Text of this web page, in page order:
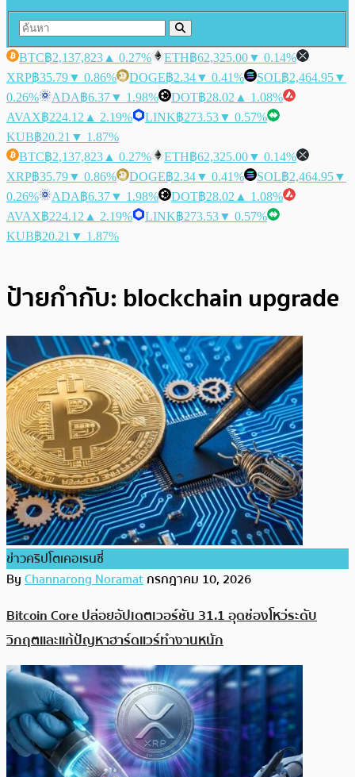
BTC฿2,137,823 ▲ 0.27% ETH฿62,325.00▼ 0.14%
XRP฿35.79▼ 0.86% DOGE฿2.34▼ 0.41% SOL฿2,464.95▼
0.26%
ADA฿6.37▼ 1.98% DOT฿28.02 ▲ 1.08%
AVAX฿224.12 ▲ 2.19% LINK฿273.53▼ 0.57%
KUB฿20.21 ▼ 1.87%
BTC฿2,137,823 ▲ 0.27% ETH฿62,325.00▼ 0.14%
XRP฿35.79▼ 0.86% DOGE฿2.34▼ 0.41% SOL฿2,464.95▼
0.26%
ADA฿6.37▼ 1.98% DOT฿28.02 ▲ 1.08%
AVAX฿224.12 ▲ 2.19% LINK฿273.53▼ 0.57%
KUB฿20.21 ▼ 1.87%
ป้ายกำกับ: blockchain upgrade
ข่าวคริปโตเคอเรนซี่
ByChannarong Noramatกรกฎาคม 10, 2026
Bitcoin Core ปล่อยอัปเดตเวอร์ชัน 31.1 อุดช่องโหว่ระดับ
วิกฤตและแก้ปัญหาฮาร์ดแวร์ทำงานหนัก